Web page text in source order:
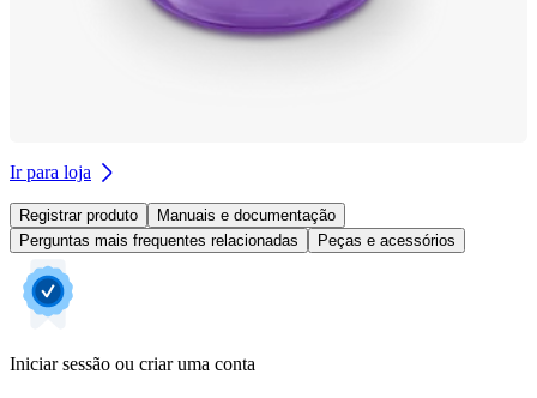
Ir para loja
Registrar produto
Manuais e documentação
Perguntas mais frequentes relacionadas
Peças e acessórios
Iniciar sessão ou criar uma conta